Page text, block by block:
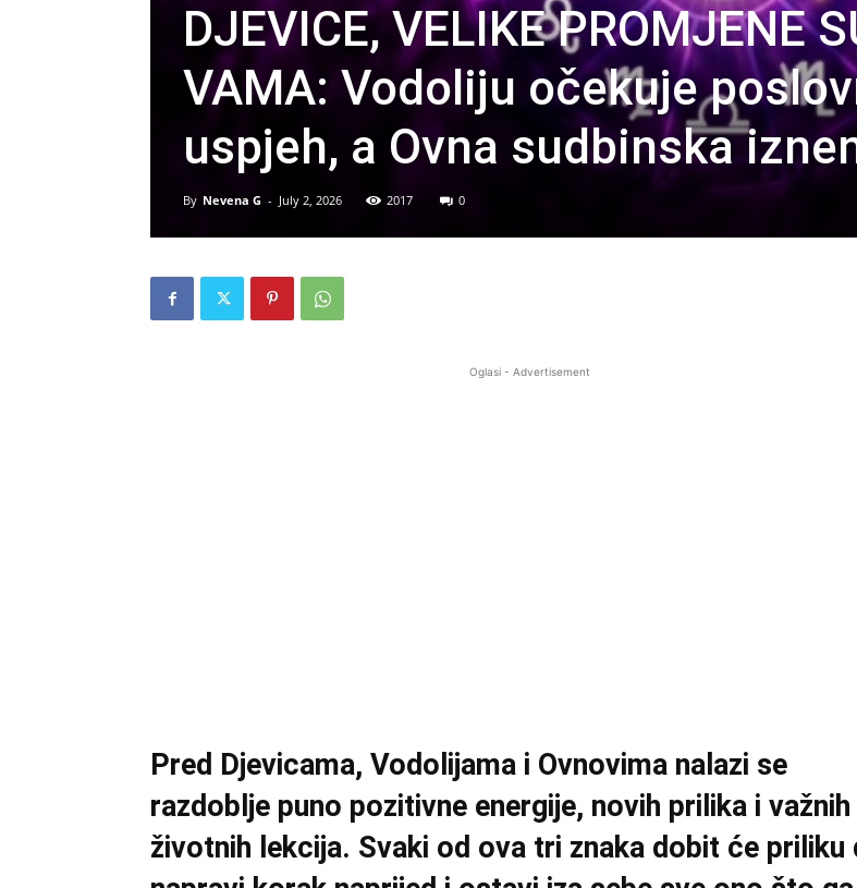
DJEVICE, VELIKE PROMJENE
VAMA: Vodoliju očekuje
uspjeh, a Ovna sudbinska
By Nevena G - July 2, 2026 2017 0
Oglasi - Advertisement
Pred Djevicama, Vodolijama i Ovnovima nalazi se
razdoblje puno pozitivne energije, novih prilika i važnih
životnih lekcija. Svaki od ova tri znaka dobit će priliku